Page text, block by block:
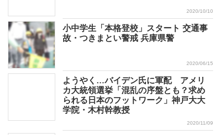
2020/10/10
小中学生「本格登校」スタート 交通事
故・つきまとい警戒 兵庫県警
2020/06/15
ようやく…バイデン氏に軍配 アメリ
カ大統領選挙「混乱の序盤とも？求め
られる日本のフットワーク」神戸大大
学院・木村幹教授
2020/11/09